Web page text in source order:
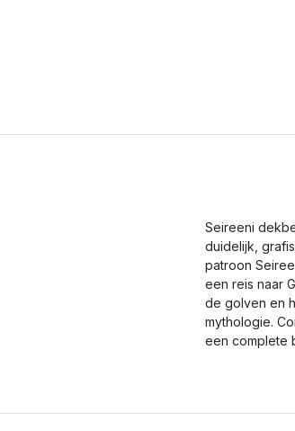
Seireeni
duidelijk,
patroon
een reis naar
de golven en
mythologie.
een complete